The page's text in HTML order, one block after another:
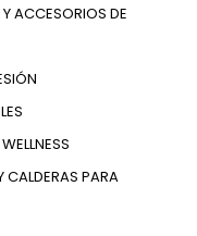
ACCESORIOS DE
CALDERAS PARA